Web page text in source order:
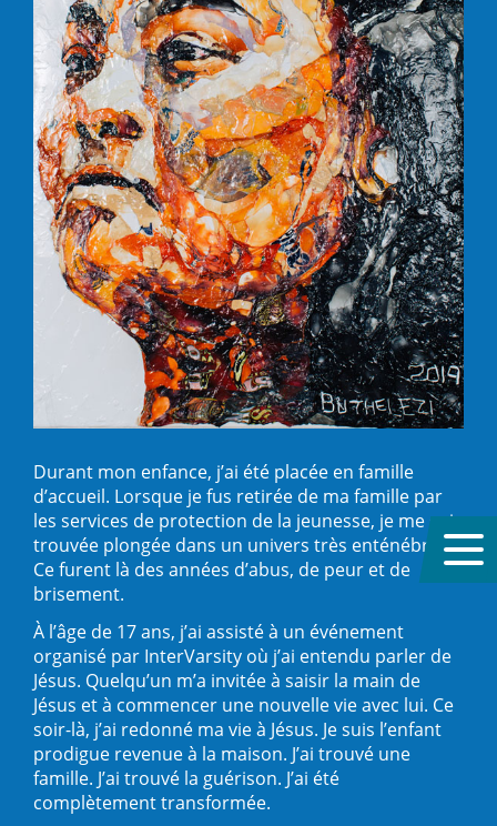
Durant mon enfance, j’ai été placée en famille
d’accueil. Lorsque je fus retirée de ma famille par
les services de protection de la jeunesse, je me suis
trouvée plongée dans un univers très enténébré.
Ce furent là des années d’abus, de peur et de
brisement.
À l’âge de 17 ans, j’ai assisté à un événement
organisé par InterVarsity où j’ai entendu parler de
Jésus. Quelqu’un m’a invitée à saisir la main de
Jésus et à commencer une nouvelle vie avec lui. Ce
soir-là, j’ai redonné ma vie à Jésus. Je suis l’enfant
prodigue revenue à la maison. J’ai trouvé une
famille. J’ai trouvé la guérison. J’ai été
complètement transformée.